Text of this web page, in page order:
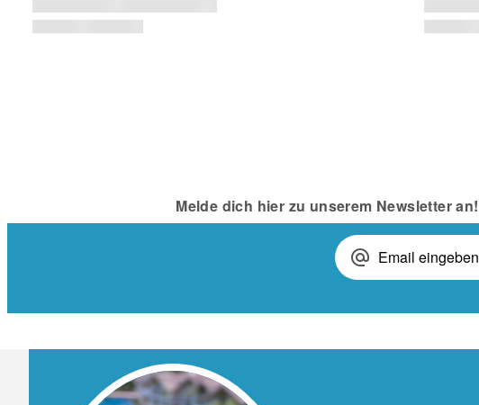
Melde dich hier zu unserem Newsletter an!
alternate_email